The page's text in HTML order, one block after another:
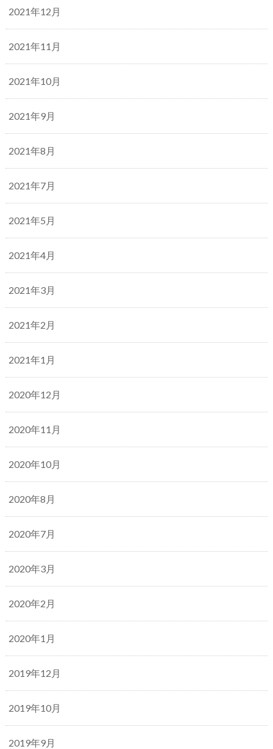
2021年12月
2021年11月
2021年10月
2021年9月
2021年8月
2021年7月
2021年5月
2021年4月
2021年3月
2021年2月
2021年1月
2020年12月
2020年11月
2020年10月
2020年8月
2020年7月
2020年3月
2020年2月
2020年1月
2019年12月
2019年10月
2019年9月